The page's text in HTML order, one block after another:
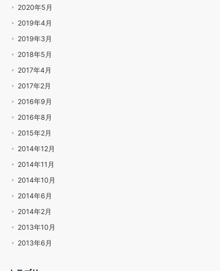
2020年5月
2019年4月
2019年3月
2018年5月
2017年4月
2017年2月
2016年9月
2016年8月
2015年2月
2014年12月
2014年11月
2014年10月
2014年6月
2014年2月
2013年10月
2013年6月